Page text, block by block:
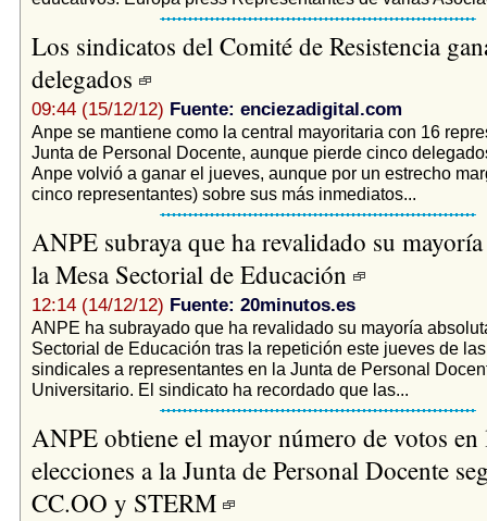
Los sindicatos del Comité de Resistencia
delegados
09:44 (15/12/12) Fuente: enciezadigital.com
Anpe se mantiene como la central mayoritaria con 16
Junta de Personal Docente, aunque pierde cinco
Anpe volvió a ganar el jueves, aunque por un estrecho
cinco representantes) sobre sus más inmediatos...
ANPE subraya que ha revalidado su
la Mesa Sectorial de Educación
12:14 (14/12/12) Fuente: 20minutos.es
ANPE ha subrayado que ha revalidado su mayoría
Sectorial de Educación tras la repetición este jueves de
sindicales a representantes en la Junta de Personal
Universitario. El sindicato ha recordado que las...
ANPE obtiene el mayor número de votos en
elecciones a la Junta de Personal Docente
CC.OO y STERM